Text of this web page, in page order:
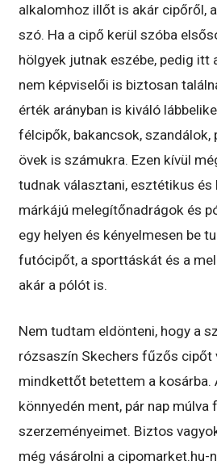
alkalomhoz illőt is akár cipőről,
szó. Ha a cipő kerül szóba
hölgyek jutnak eszébe, pedig itt
nem képviselői is biztosan
érték arányban is kiváló
félcipők, bakancsok, szandálok,
övek is számukra. Ezen kívül
tudnak választani, esztétikus és
márkájú melegítőnadrágok és
egy helyen és kényelmesen be
futócipőt, a sporttáskát és a
akár a pólót is.
Nem tudtam eldönteni, hogy a
rózsaszín Skechers fűzős cipőt
mindkettőt betettem a kosárba.
könnyedén ment, pár nap
szerzeményeimet. Biztos
még vásárolni a cipomarket.hu-